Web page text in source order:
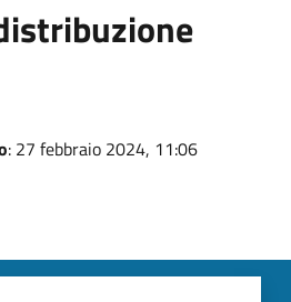
: 27 febbraio 2024, 11:06